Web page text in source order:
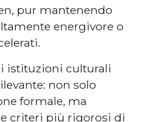
pur mantenendo
energivore o
istituzioni culturali
non solo
formale, ma
criteri più rigorosi di